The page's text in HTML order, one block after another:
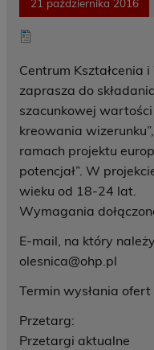
21 października 2016
Centrum Kształcenia
zaprasza do
szacunkowej
kreowania
ramach projektu
potencjał”. W
wieku od 18-24 lat.
Wymagania
E-mail, na który
olesnica@ohp.pl
Termin wysłania
Przetarg:
Przetargi aktualne